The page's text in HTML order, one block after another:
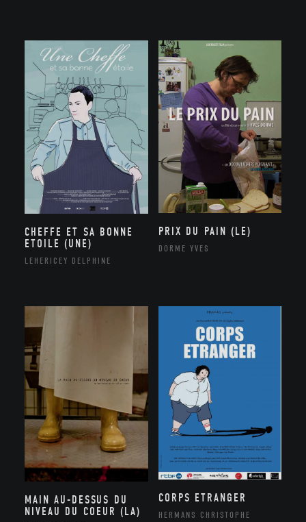
CHEFFE ET SA BONNE
ETOILE (UNE)
LEHERICEY DELPHINE
PRIX DU PAIN (LE)
DORME YVES
MAIN AU-DESSUS DU
NIVEAU DU COEUR (LA)
CORPS ETRANGER
HERMANS CHRISTOPHE